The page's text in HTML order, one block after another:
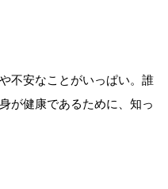
不安なことがいっぱい。誰
が健康であるために、知っ